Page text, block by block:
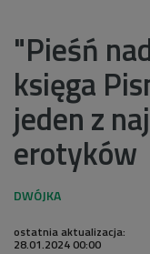
"Pieśń
księga
jeden z
erotyków
ostatnia aktualizacja:
28.01.2024 00:00